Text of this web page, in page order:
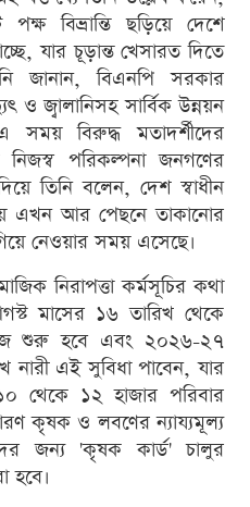
বিভ্রান্তি ছড়িয়ে দেশে
যার চূড়ান্ত খেসারত দিতে
জানান, বিএনপি সরকার
ও জ্বালানিসহ সার্বিক উন্নয়ন
বিরুদ্ধ মতাদর্শীদের
নিজস্ব পরিকল্পনা জনগণের
তিনি বলেন, দেশ স্বাধীন
এখন আর পেছনে তাকানোর
নেওয়ার সময় এসেছে।
নিরাপত্তা কর্মসূচির কথা
মাসের ১৬ তারিখ থেকে
শুরু হবে এবং ২০২৬-২৭
নারী এই সুবিধা পাবেন, যার
থেকে ১২ হাজার পরিবার
কৃষক ও লবণের ন্যায্যমূল্য
জন্য 'কৃষক কার্ড' চালুর
হবে।